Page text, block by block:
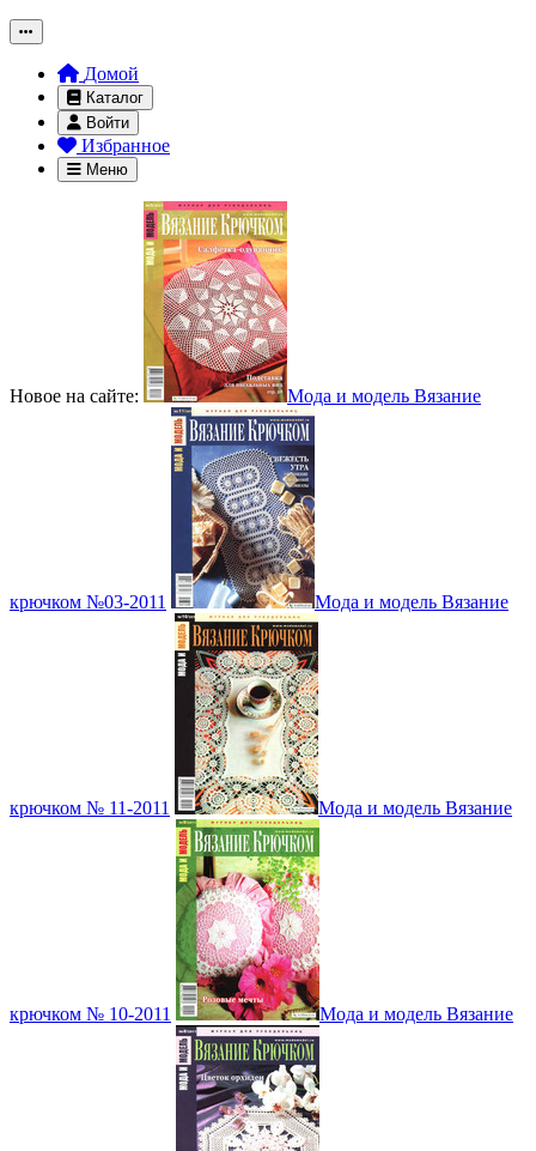
Домой
Каталог
Войти
Избранное
Меню
Новое на сайте: Мода и модель Вязание
крючком №03-2011 Мода и модель Вязание
крючком № 11-2011 Мода и модель Вязание
крючком № 10-2011 Мода и модель Вязание